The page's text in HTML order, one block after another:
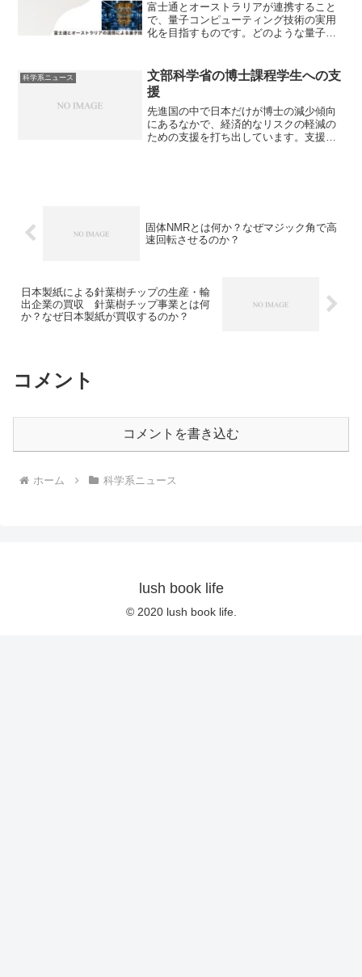
富士通とオーストラリアが連携すること
で、量子コンピューティング技術の実用
化を目指すものです。どのような量子技
科学系ニュース
文部科学省の博士課程学生への支
援
先進国の中で日本だけが博士の減少傾向
にあるなかで、経済的なリスクの軽減の
ための支援を打ち出しています。支援の
固体NMRとは何か？なぜマジック角で高
速回転させるのか？
日本製紙による針葉樹チップの生産・輸
出企業の買収 針葉樹チップ事業とは何
か？なぜ日本製紙が買収するのか？
コメント
コメントを書き込む
ホーム 科学系ニュース
lush book life
© 2020 lush book life.